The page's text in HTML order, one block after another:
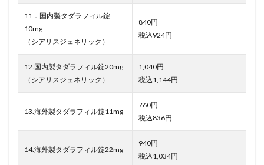
11．国内製タダラフィル錠
10mg
（シアリスジェネリック）
840円
税込924円
12.国内製タダラフィル錠20mg
（シアリスジェネリック）
1,040円
税込1,144円
13.海外製タダラフィル錠11mg
760円
税込836円
14.海外製タダラフィル錠22mg
940円
税込1,034円